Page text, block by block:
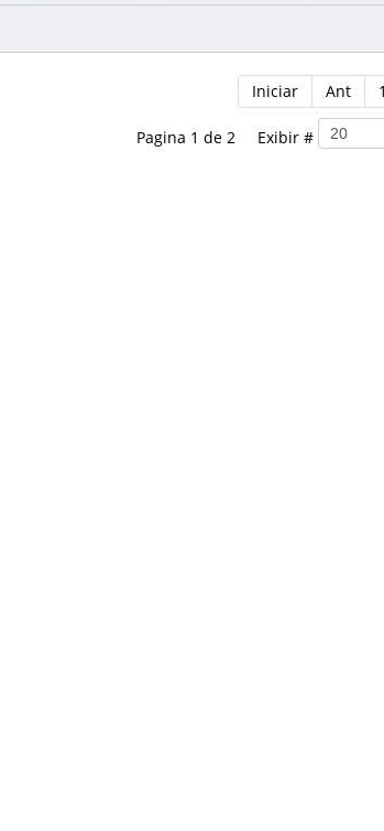
Iniciar Ant 1
Pagina 1 de 2 Exibir #